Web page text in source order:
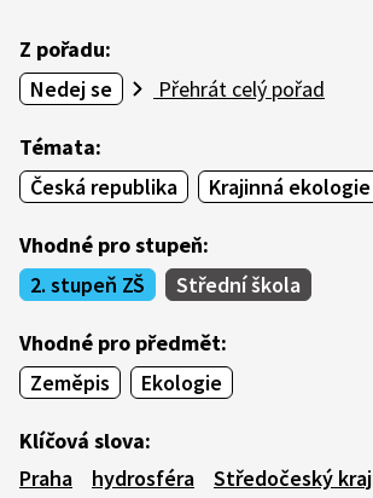
Z pořadu:
Nedej se
Přehrát celý pořad
Témata:
Česká republika
Krajinná ekologie
Vhodné pro stupeň:
2. stupeň ZŠ
Střední škola
Vhodné pro předmět:
Zeměpis
Ekologie
Klíčová slova:
Praha
hydrosféra
Středočeský kraj